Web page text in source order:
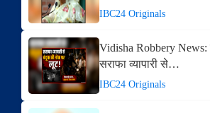
IBC24 Originals
Vidisha Robbery
सराफा व्यापारी से…
IBC24 Originals